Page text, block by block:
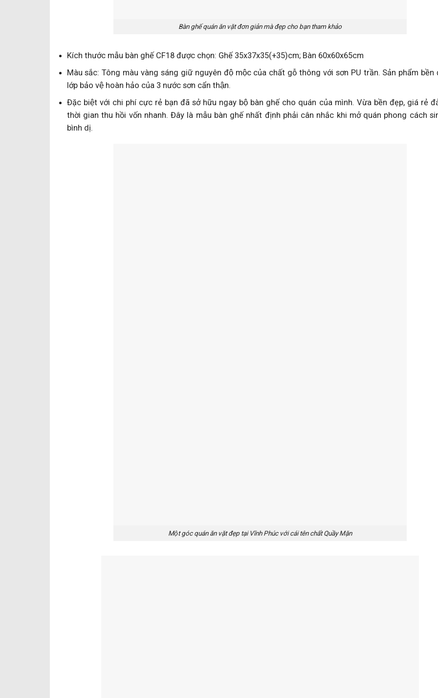
Bàn ghế quán ăn vặt đơn giản mà đẹp cho bạn tham khảo
Kích thước mẫu bàn ghế CF18 được chọn: Ghế 35x37x35(+35)cm; Bàn 60x60x65cm
Màu sắc: Tông màu vàng sáng giữ nguyên độ mộc của chất gỗ thông với sơn PU trần. Sản phẩm bền
lớp bảo vệ hoàn hảo của 3 nước sơn cẩn thận.
Đặc biệt với chi phí cực rẻ bạn đã sở hữu ngay bộ bàn ghế cho quán của mình. Vừa bền đẹp, giá rẻ
thời gian thu hồi vốn nhanh. Đây là mẫu bàn ghế nhất định phải cân nhắc khi mở quán phong cách
bình dị.
Một góc quán ăn vặt đẹp tại Vĩnh Phúc với cái tên chất Quầy Mặn